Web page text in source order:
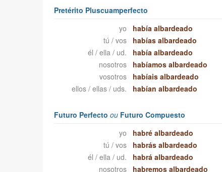
Pretérito Pluscuamperfecto
yo
había albardeado
tú / vos
habías albardeado
él / ella / ud.
había albardeado
nosotros
habíamos albardeado
vosotros
habíais albardeado
ellos / ellas / uds.
habían albardeado
Futuro Perfecto ouFuturo Compuesto
yo
habré albardeado
tú / vos
habrás albardeado
él / ella / ud.
habrá albardeado
nosotros
habremos albardeado